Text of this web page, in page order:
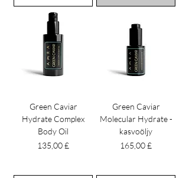
Green Caviar
Hydrate Complex
Body Oil
Hinta
135,00 £
Green Caviar
Molecular Hydrate -
kasvoöljy
Hinta
165,00 £